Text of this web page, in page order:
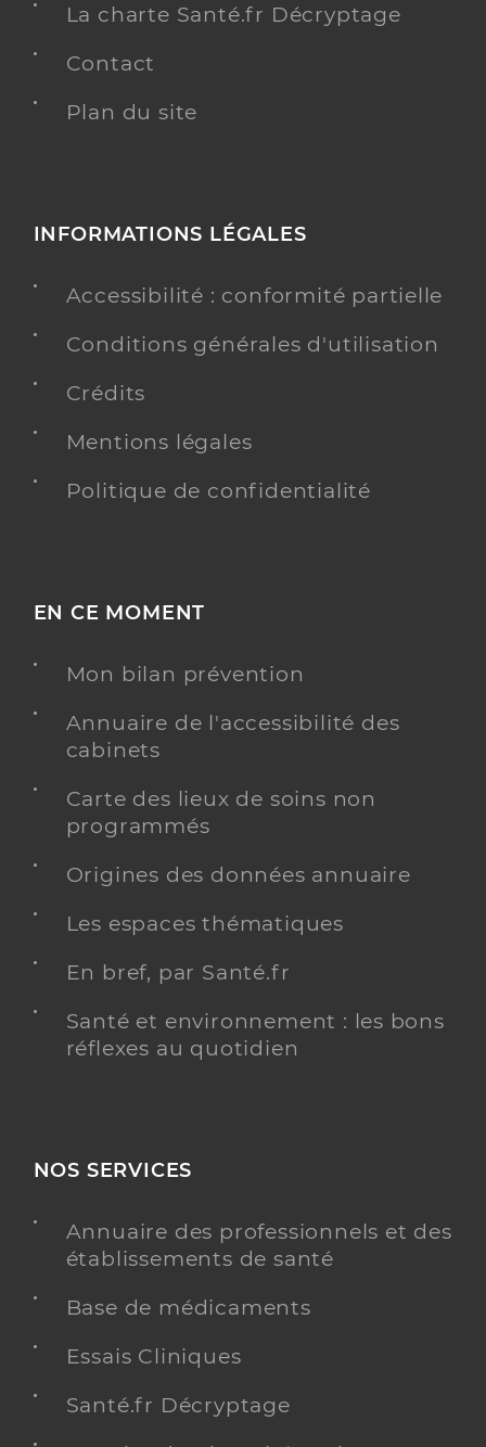
La charte Santé.fr Décryptage
Contact
Plan du site
INFORMATIONS LÉGALES
Accessibilité : conformité partielle
Conditions générales d'utilisation
Crédits
Mentions légales
Politique de confidentialité
EN CE MOMENT
Mon bilan prévention
Annuaire de l'accessibilité des
cabinets
Carte des lieux de soins non
programmés
Origines des données annuaire
Les espaces thématiques
En bref, par Santé.fr
Santé et environnement : les bons
réflexes au quotidien
NOS SERVICES
Annuaire des professionnels et des
établissements de santé
Base de médicaments
Essais Cliniques
Santé.fr Décryptage